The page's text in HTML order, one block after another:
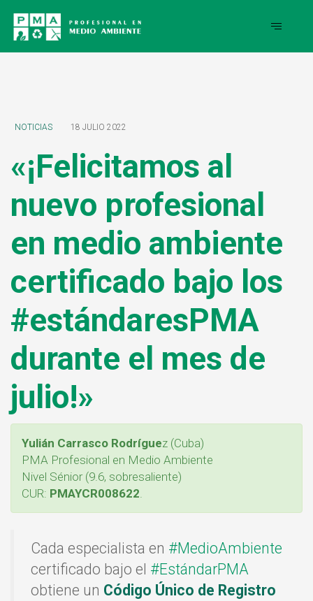
NOTICIAS 18 JULIO 2022
«¡Felicitamos al
nuevo profesional
en medio ambiente
certificado bajo los
#estándaresPMA
durante el mes de
julio!»
Yulián Carrasco Rodríguez (Cuba)
PMA Profesional en Medio Ambiente
Nivel Sénior (9.6, sobresaliente)
CUR: PMAYCR008622.
Cada especialista en #MedioAmbiente
certificado bajo el #EstándarPMA
obtiene un Código Único de Registro